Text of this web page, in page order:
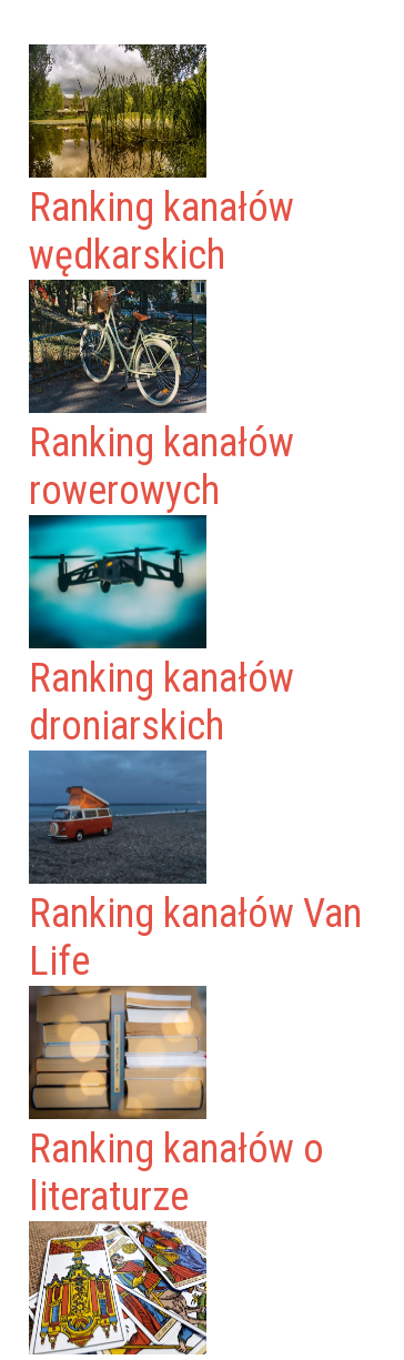
Ranking kanałów
wędkarskich
Ranking kanałów
rowerowych
Ranking kanałów
droniarskich
Ranking kanałów Van
Life
Ranking kanałów o
literaturze